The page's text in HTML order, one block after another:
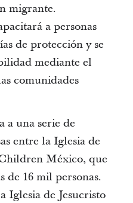
migrante.
a personas
de protección y se
mediante el
comunidades
a una serie de
entre la Iglesia de
México, que
de 16 mil personas.
Iglesia de Jesucristo